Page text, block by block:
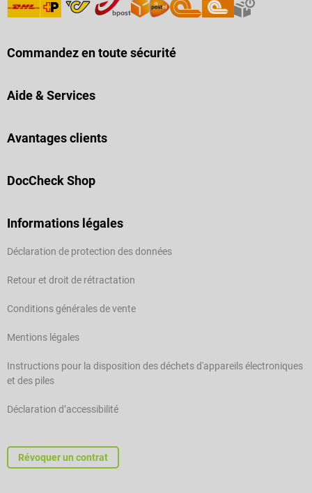
Commandez en toute sécurité
Aide & Services
Avantages clients
DocCheck Shop
Informations légales
Déclaration de protection des données
Retour et droit de rétractation
Conditions générales de vente
Mentions légales
Instructions pour la disposition des déchets d'appareils électroniques
et des piles
Déclaration d’accessibilité
Révoquer un contrat